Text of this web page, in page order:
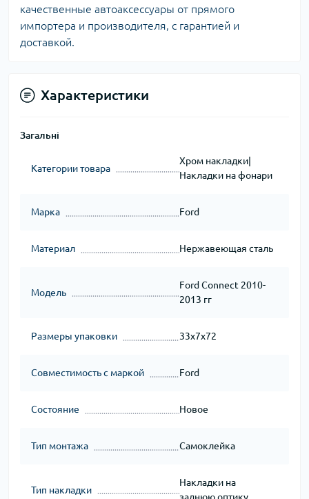
качественные автоаксессуары от прямого
импортера и производителя, с гарантией и
доставкой.
Характеристики
Загальні
Категории товара
Хром накладки|
Накладки на фонари
Марка Ford
Материал Нержавеющая сталь
Модель
Ford Connect 2010-
2013 гг
Размеры упаковки 33x7x72
Совместимость с маркой Ford
Состояние Новое
Тип монтажа Самоклейка
Тип накладки
Накладки на